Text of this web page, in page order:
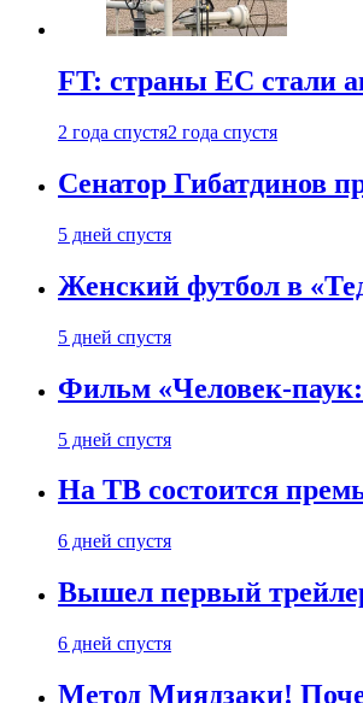
FT: страны ЕС стали
2 года спустя2 года спустя
Сенатор Гибатдинов
5 дней спустя
Женский футбол в
5 дней спустя
Фильм «Человек-паук:
5 дней спустя
На ТВ состоится
6 дней спустя
Вышел первый
6 дней спустя
Метод Миядзаки!